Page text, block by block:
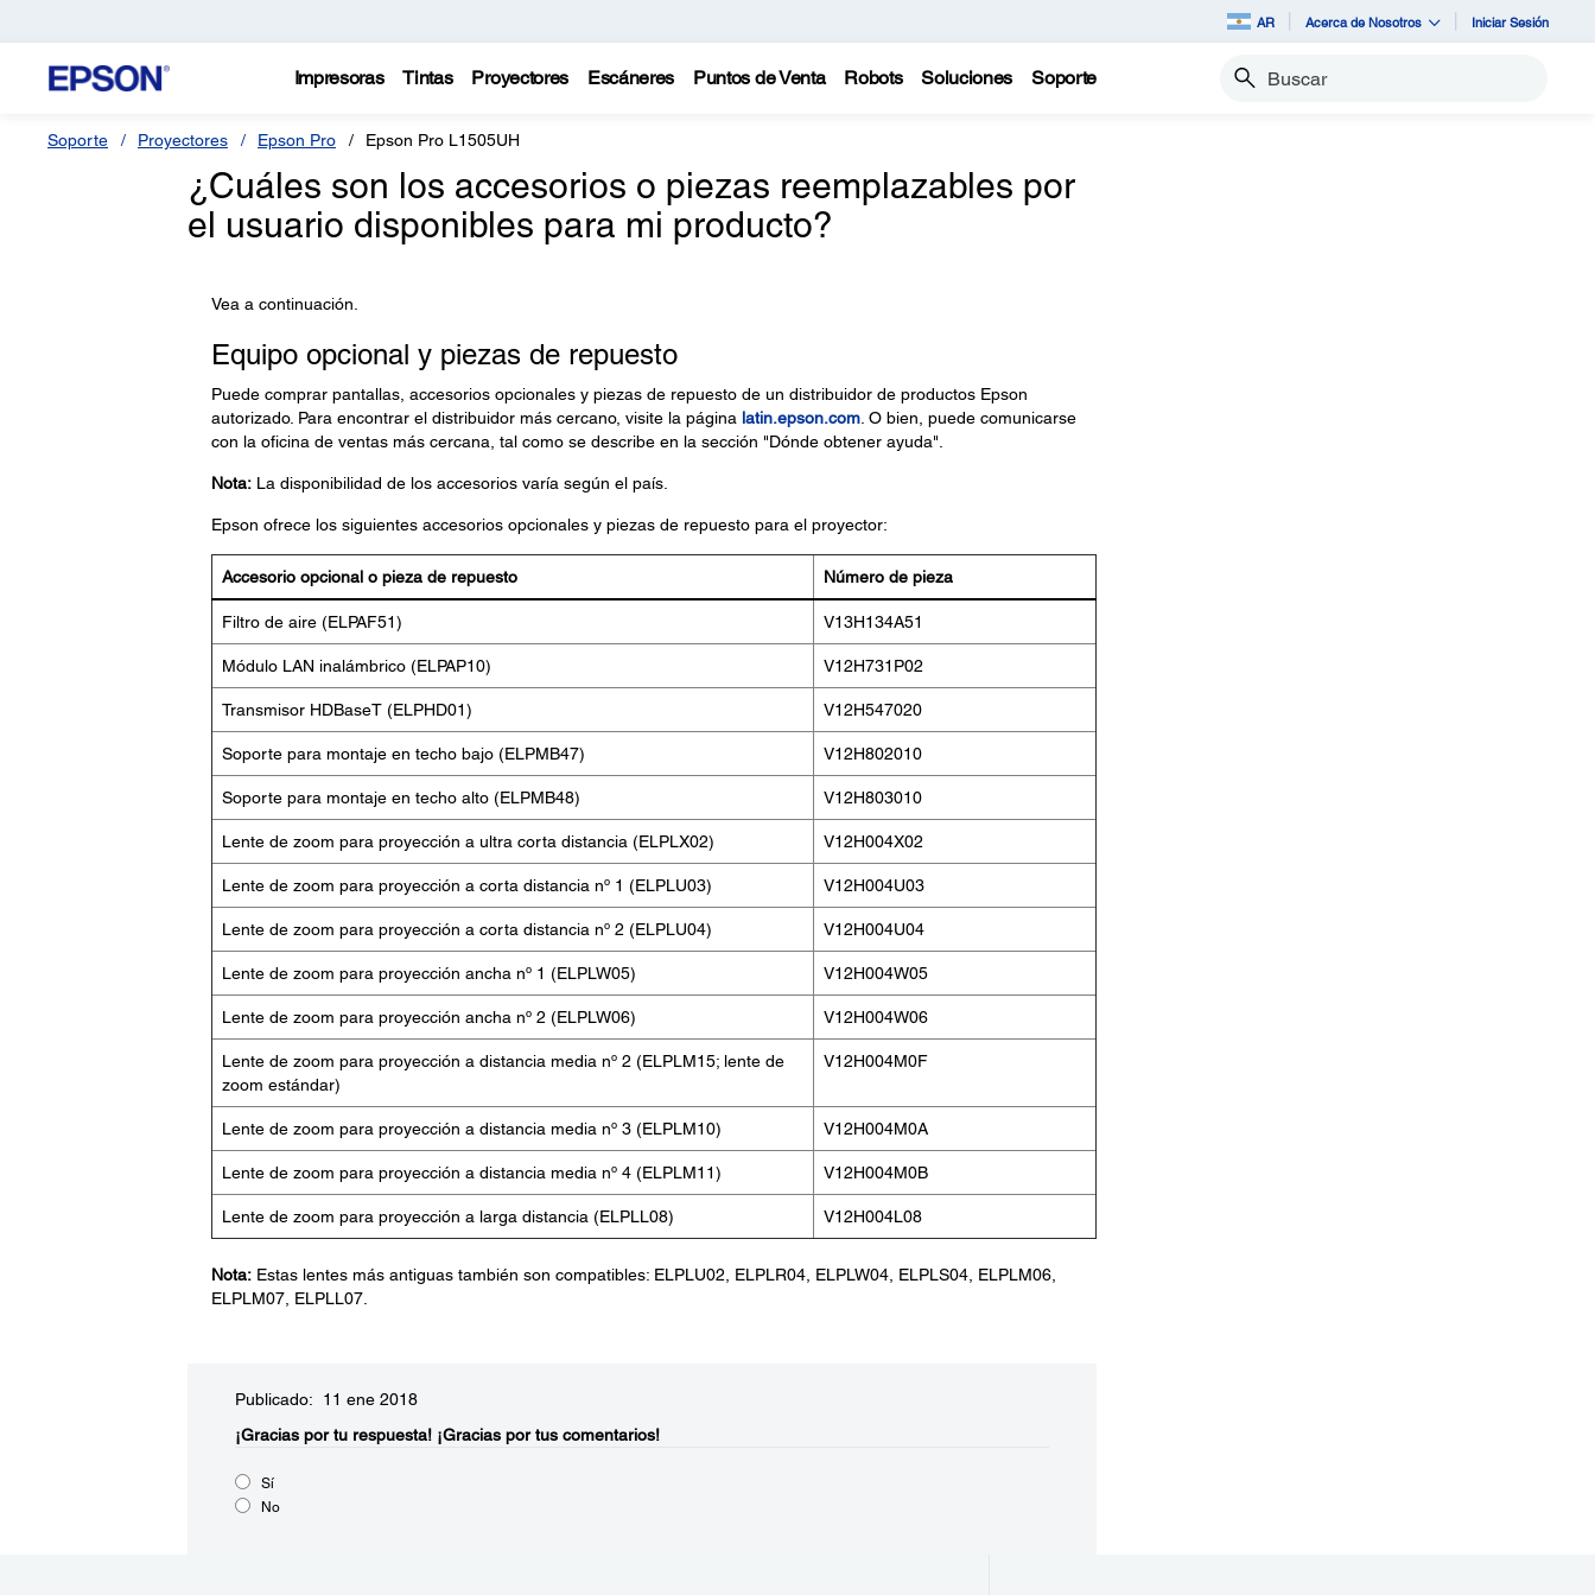
AR Acerca de Nosotros Iniciar Sesión
Impresoras Tintas Proyectores Escáneres Puntos de Venta Robots Soluciones Soporte Buscar
Soporte Proyectores Epson Pro Epson Pro L1505UH
¿Cuáles son los accesorios o piezas reemplazables por
el usuario disponibles para mi producto?
Vea a continuación.
Equipo opcional y piezas de repuesto
Puede comprar pantallas, accesorios opcionales y piezas de repuesto de un distribuidor de productos Epson
autorizado. Para encontrar el distribuidor más cercano, visite la página latin.epson.com. O bien, puede comunicarse
con la oficina de ventas más cercana, tal como se describe en la sección "Dónde obtener ayuda".
Nota:La disponibilidad de los accesorios varía según el país.
Epson ofrece los siguientes accesorios opcionales y piezas de repuesto para el proyector:
Accesorio opcional o pieza de repuesto Número de pieza
Filtro de aire (ELPAF51) V13H134A51
Módulo LAN inalámbrico (ELPAP10) V12H731P02
Transmisor HDBaseT (ELPHD01) V12H547020
Soporte para montaje en techo bajo (ELPMB47) V12H802010
Soporte para montaje en techo alto (ELPMB48) V12H803010
Lente de zoom para proyección a ultra corta distancia (ELPLX02) V12H004X02
Lente de zoom para proyección a corta distancia nº 1 (ELPLU03) V12H004U03
Lente de zoom para proyección a corta distancia nº 2 (ELPLU04) V12H004U04
Lente de zoom para proyección ancha nº 1 (ELPLW05) V12H004W05
Lente de zoom para proyección ancha nº 2 (ELPLW06) V12H004W06
Lente de zoom para proyección a distancia media nº 2 (ELPLM15; lente de
zoom estándar)
V12H004M0F
Lente de zoom para proyección a distancia media nº 3 (ELPLM10) V12H004M0A
Lente de zoom para proyección a distancia media nº 4 (ELPLM11) V12H004M0B
Lente de zoom para proyección a larga distancia (ELPLL08) V12H004L08
Nota:Estas lentes más antiguas también son compatibles: ELPLU02, ELPLR04, ELPLW04, ELPLS04, ELPLM06,
ELPLM07, ELPLL07.
Publicado: 11 ene 2018
¡Gracias por tu respuesta! ¡Gracias por tus comentarios!
Sí
No